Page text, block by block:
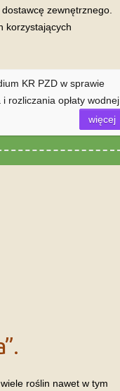
zewnętrznego.
korzystających
KR PZD w sprawie
rozliczania opłaty wodnej
więcej
roślin nawet w tym